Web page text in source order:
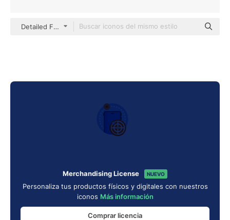
Detailed Flat Circular Flat
Merchandising License NUEVO
Personaliza tus productos físicos y digitales con nuestros
iconos Más información
Comprar licencia